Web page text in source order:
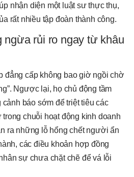
nhận diện một luật sư thực thụ,
rất nhiều tập đoàn thành công.
ngừa rủi ro ngay từ khâu
đẳng cấp không bao giờ ngồi chờ
Ngược lại, họ chủ động tầm
báo sớm để triệt tiêu các
trong chuỗi hoạt động kinh doanh
ra những lỗ hổng chết người ẩn
các điều khoản hợp đồng
sự chưa chặt chẽ để vá lỗi